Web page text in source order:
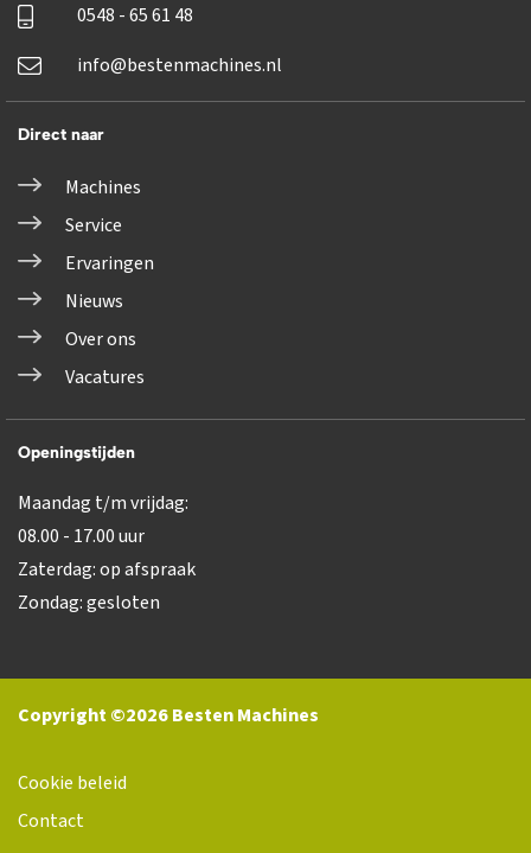
0548 - 65 61 48
info@bestenmachines.nl
Direct naar
Machines
Service
Ervaringen
Nieuws
Over ons
Vacatures
Openingstijden
Maandag t/m vrijdag:
08.00 - 17.00 uur
Zaterdag: op afspraak
Zondag: gesloten
Copyright ©2026 Besten Machines
Cookie beleid
Contact